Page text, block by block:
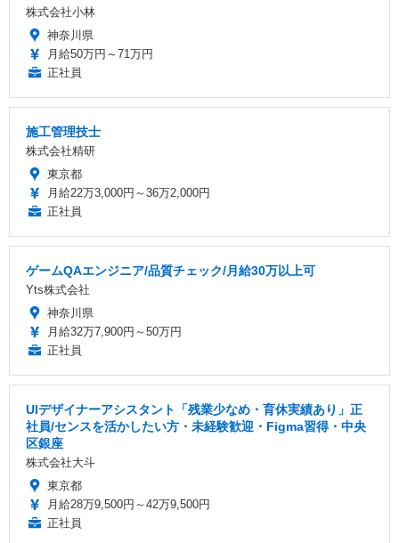
株式会社小林
神奈川県
月給50万円～71万円
正社員
施工管理技士
株式会社精研
東京都
月給22万3,000円～36万2,000円
正社員
ゲームQAエンジニア/品質チェック/月給30万以上可
Yts株式会社
神奈川県
月給32万7,900円～50万円
正社員
UIデザイナーアシスタント「残業少なめ・育休実績あり」正
社員/センスを活かしたい方・未経験歓迎・Figma習得・中央
区銀座
株式会社大斗
東京都
月給28万9,500円～42万9,500円
正社員